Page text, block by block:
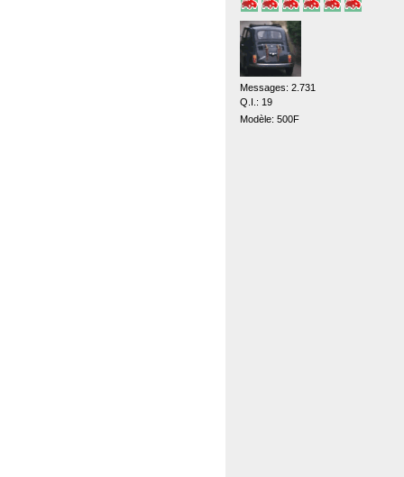
Messages: 2.731
Q.I.: 19
Modèle: 500F